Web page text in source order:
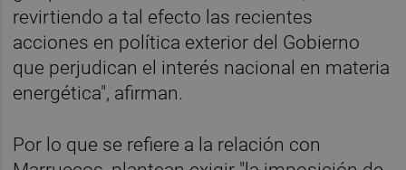
revirtiendo a tal efecto las recientes
acciones en política exterior del Gobierno
que perjudican el interés nacional en materia
energética", afirman.
Por lo que se refiere a la relación con